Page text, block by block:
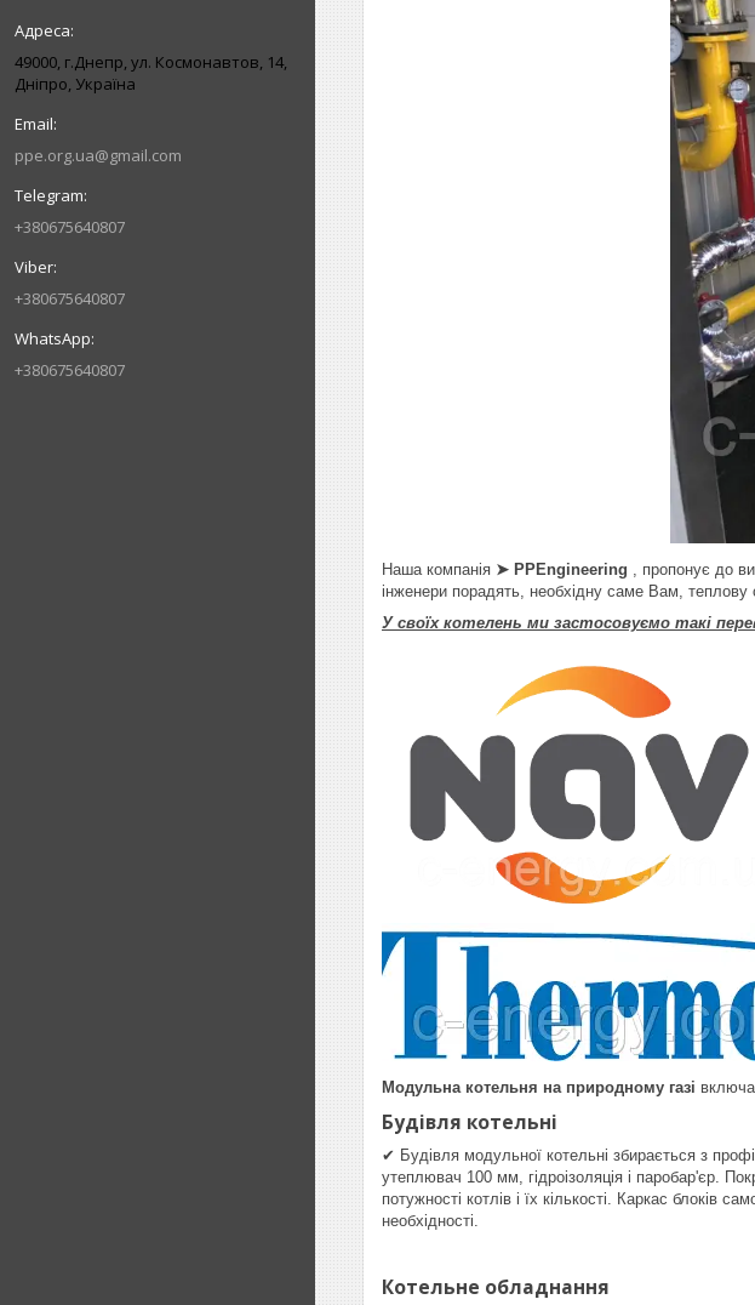
49000, г.Днепр, ул. Космонавтов, 14,
Дніпро, Україна
ppe.org.ua@gmail.com
+380675640807
+380675640807
+380675640807
Наша компанія ➤ PPEngineering , пропонує до
інженери порадять, необхідну саме Вам, теплову
У своїх котелень ми застосовуємо такі
Модульна котельня на природному газі
Будівля котельні
✔ Будівля модульної котельні збирається з
утеплювач 100 мм, гідроізоляція і паробар'єр.
потужності котлів і їх кількості. Каркас блоків
необхідності.
Котельне обладнання